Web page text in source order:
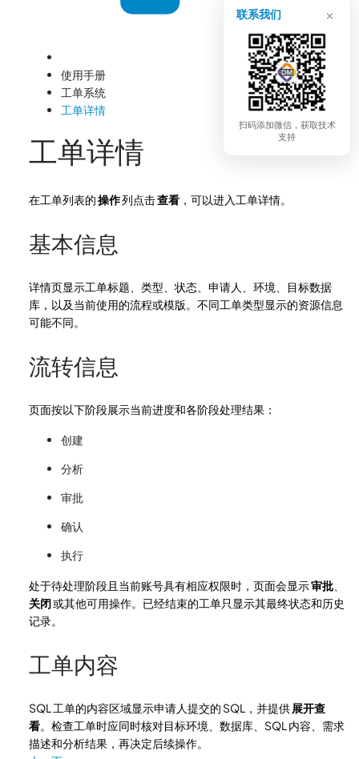
使用手册
工单系统
工单详情
工单详情
在工单列表的操作列点击查看 ，可以进入工单详情。
基本信息
详情页显示工单标题、类型、状态、申请人、环境、目标数据
库，以及当前使用的流程或模版。不同工单类型显示的资源信息
可能不同。
流转信息
页面按以下阶段展示当前进度和各阶段处理结果：
创建
分析
审批
确认
执行
处于待处理阶段且当前账号具有相应权限时，页面会显示审批
关闭或其他可用操作。已经结束的工单只显示其最终状态和历史
记录。
工单内容
SQL 工单的内容区域显示申请人提交的 SQL，并提供 展开查
看。检查工单时应同时核对目标环境、数据库、SQL 内容、需求
描述和分析结果，再决定后续操作。
联系我们 ×
扫码添加微信，获取技术
支持